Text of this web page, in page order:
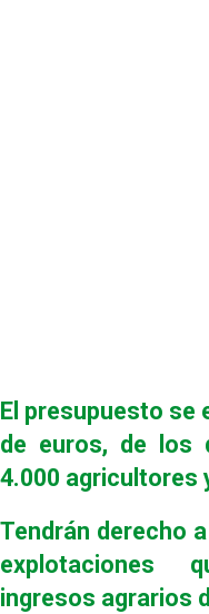
El presupuesto se
de euros, de los
4.000 agricultores
Tendrán derecho
explotaciones
ingresos agrarios